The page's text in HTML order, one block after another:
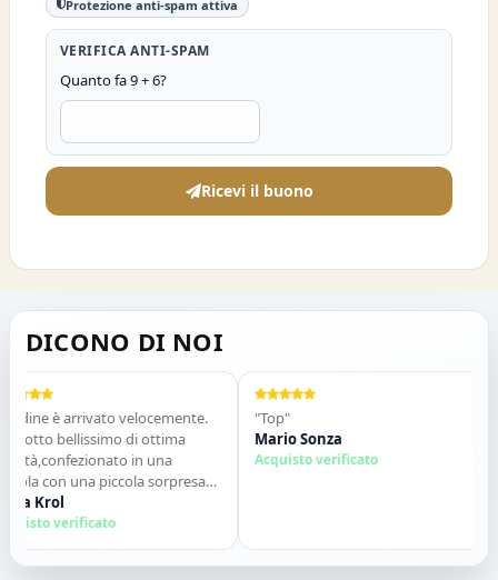
Protezione anti-spam attiva
VERIFICA ANTI-SPAM
Quanto fa 9 + 6?
Ricevi il buono
DICONO DI NOI
è arrivato velocemente.
bellissimo di ottima
in una
con una piccola sorpresa
Tutto perfetto. Lo
vivamente. Grazie ,alla
Krol
verificato
"Top"
Mario Sonza
Acquisto verificato